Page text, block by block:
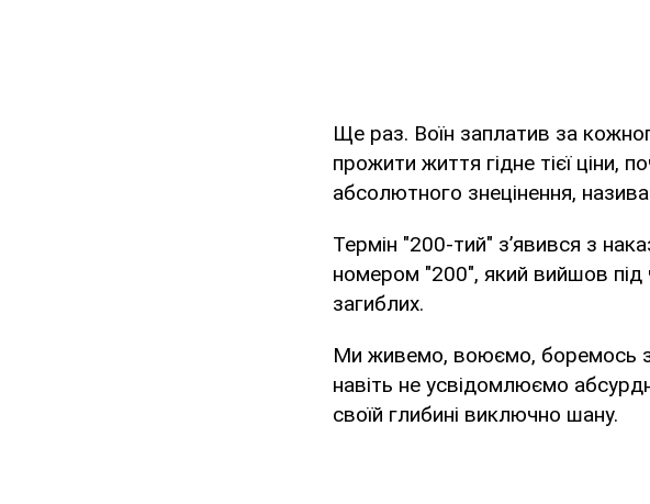
Ще раз. Воїн заплатив за
прожити життя гідне тієї ціни,
абсолютного знецінення,
Термін "200-тий" з’явився з
номером "200", який вийшов під
загиблих.
Ми живемо, воюємо, боремось за
навіть не усвідомлюємо
своїй глибині виключно шану.